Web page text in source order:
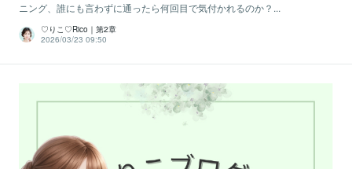
ニング、誰にも言わずに通ったら何回目で気付かれるのか？...
♡りこ♡Rico｜第2章
2026/03/23 09:50